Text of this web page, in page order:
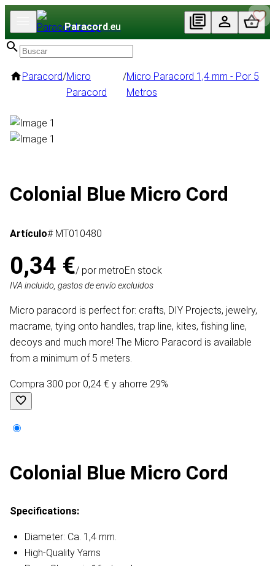
Paracord.eu
Paracord/Micro
Paracord
/Micro Paracord 1,4 mm - Por 5
Metros
Colonial Blue Micro Cord
Artículo# MT010480
0,34 €/ por metroEn stock
IVA incluido, gastos de envío excluidos
Micro paracord is perfect for: crafts, DIY Projects, jewelry,
macrame, tying onto handles, trap line, kites, fishing line,
decoys and much more! The Micro Paracord is available
from a minimum of 5 meters.
Compra 300 por 0,24 € y ahorre 29%
Colonial Blue Micro Cord
Specifications:
Diameter: Ca. 1,4 mm.
High-Quality Yarns